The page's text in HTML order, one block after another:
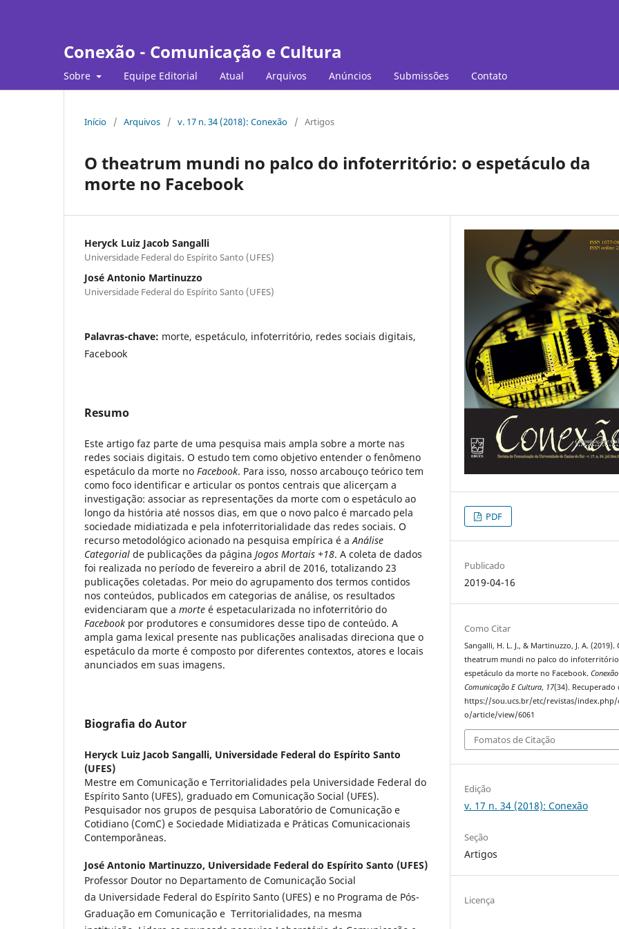
Conexão - Comunicação e Cultura
Sobre Equipe Editorial Atual Arquivos Anúncios Submissões Contato
Início / Arquivos / v. 17 n. 34 (2018): Conexão / Artigos
O theatrum mundi no palco do infoterritório: o espetáculo da
morte no Facebook
Heryck Luiz Jacob Sangalli
Universidade Federal do Espírito Santo (UFES)
José Antonio Martinuzzo
Universidade Federal do Espírito Santo (UFES)
Palavras-chave: morte, espetáculo, infoterritório, redes sociais digitais,
Facebook
Resumo
Este artigo faz parte de uma pesquisa mais ampla sobre a morte nas
redes sociais digitais. O estudo tem como objetivo entender o fenômeno
espetáculo da morte no Facebook. Para isso, nosso arcabouço teórico tem
como foco identificar e articular os pontos centrais que alicerçam a
investigação: associar as representações da morte com o espetáculo ao
longo da história até nossos dias, em que o novo palco é marcado pela
sociedade midiatizada e pela infoterritorialidade das redes sociais. O
recurso metodológico acionado na pesquisa empírica é aAnálise
Categorial de publicações da página Jogos Mortais +18. A coleta de dados
foi realizada no período de fevereiro a abril de 2016, totalizando 23
publicações coletadas. Por meio do agrupamento dos termos contidos
nos conteúdos, publicados em categorias de análise, os resultados
evidenciaram que a morte é espetacularizada no infoterritório do
Facebook por produtores e consumidores desse tipo de conteúdo. A
ampla gama lexical presente nas publicações analisadas direciona que o
espetáculo da morte é composto por diferentes contextos, atores e locais
anunciados em suas imagens.
Biografia do Autor
Heryck Luiz Jacob Sangalli, Universidade Federal do Espírito Santo
(UFES)
Mestre em Comunicação e Territorialidades pela Universidade Federal do
Espírito Santo (UFES), graduado em Comunicação Social (UFES).
Pesquisador nos grupos de pesquisa Laboratório de Comunicação e
Cotidiano (ComC) e Sociedade Midiatizada e Práticas Comunicacionais
Contemporâneas.
José Antonio Martinuzzo, Universidade Federal do Espírito Santo (UFES)
Professor Doutor no Departamento de Comunicação Social
da Universidade Federal do Espírito Santo (UFES) e no Programa de Pós-
Graduação em Comunicação e Territorialidades, na mesma
PDF
Publicado
2019-04-16
Como Citar
Sangalli, H. L. J., & Martinuzzo, J. A. (2019).
theatrum mundi no palco do
espetáculo da morte no Facebook.
Comunicação E Cultura, 17(34). Recuperado
https://sou.ucs.br/etc/revistas/index.php/
o/article/view/6061
Fomatos de Citação
Edição
v. 17 n. 34 (2018): Conexão
Seção
Artigos
Licença